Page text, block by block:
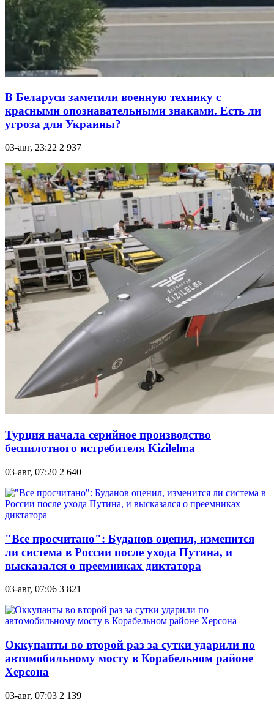
В Беларуси заметили военную технику с
красными опознавательными знаками. Есть ли
угроза для Украины?
03-авг, 23:22 2 937
Турция начала серийное производство
беспилотного истребителя Kizilelma
03-авг, 07:20 2 640
"Все просчитано": Буданов оценил, изменится
ли система в России после ухода Путина, и
высказался о преемниках диктатора
03-авг, 07:06 3 821
Оккупанты во второй раз за сутки ударили по
автомобильному мосту в Корабельном районе
Херсона
03-авг, 07:03 2 139